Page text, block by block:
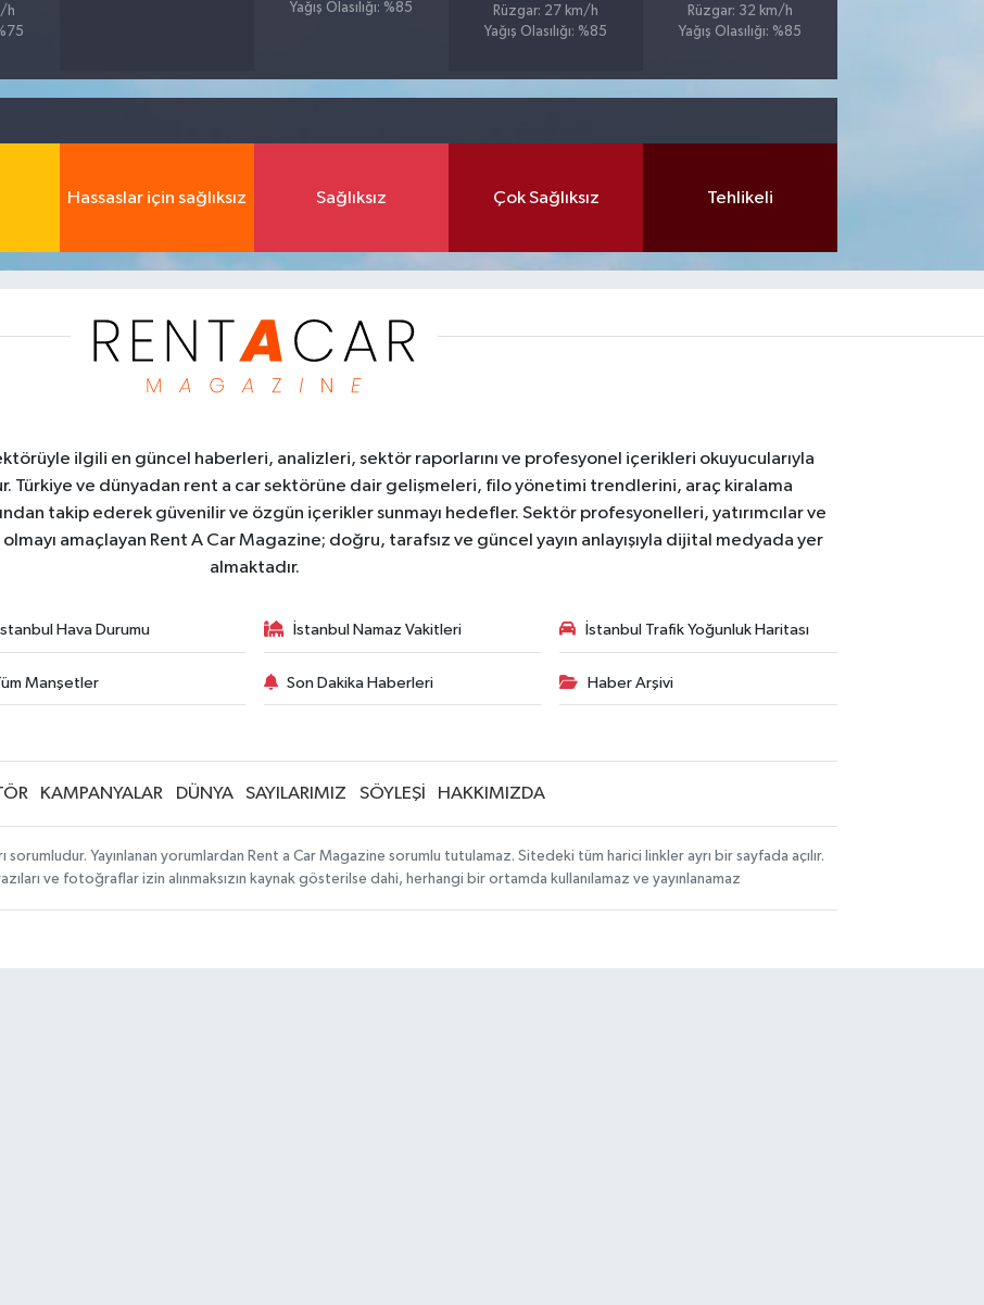
h
Yağış Olasılığı: %85
Rüzgar: 27 km/h
Yağış Olasılığı: %85
Rüzgar: 32 km/h
Yağış Olasılığı: %85
Hassaslar için sağlıksız Sağlıksız Çok Sağlıksız Tehlikeli
ilgili en güncel haberleri, analizleri, sektör raporlarını ve profesyonel içerikleri okuyucularıyla
Türkiye ve dünyadan rent a car sektörüne dair gelişmeleri, filo yönetimi trendlerini, araç kiralama
takip ederek güvenilir ve özgün içerikler sunmayı hedefler. Sektör profesyonelleri, yatırımcılar ve
amaçlayan Rent A Car Magazine; doğru, tarafsız ve güncel yayın anlayışıyla dijital medyada yer
almaktadır.
İstanbul Hava Durumu İstanbul Namaz Vakitleri İstanbul Trafik Yoğunluk Haritası
Manşetler Son Dakika Haberleri Haber Arşivi
KAMPANYALAR DÜNYA SAYILARIMIZ SÖYLEŞİ HAKKIMIZDA
Yayınlanan yorumlardan Rent a Car Magazine sorumlu tutulamaz. Sitedeki tüm harici linkler ayrı bir sayfada açılır.
ve fotoğraflar izin alınmaksızın kaynak gösterilse dahi, herhangi bir ortamda kullanılamaz ve yayınlanamaz